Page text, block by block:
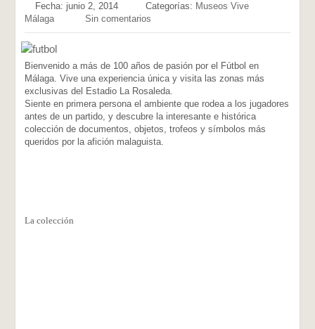
Fecha: junio 2, 2014 Categorías: Museos Vive
Málaga
Sin comentarios
Bienvenido a más de 100 años de pasión por el Fútbol en
Málaga. Vive una experiencia única y visita las zonas más
exclusivas del Estadio La Rosaleda.
Siente en primera persona el ambiente que rodea a los jugadores
antes de un partido, y descubre la interesante e histórica
colección de documentos, objetos, trofeos y símbolos más
queridos por la afición malaguista.
La colección